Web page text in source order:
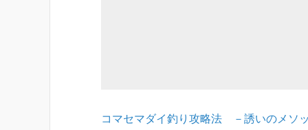
コマセマダイ釣り攻略法 －誘いのメソ